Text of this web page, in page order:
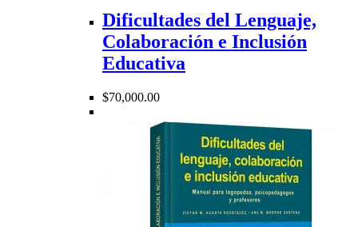
Dificultades del Lenguaje,
Colaboración e Inclusión
Educativa
$70,000.00